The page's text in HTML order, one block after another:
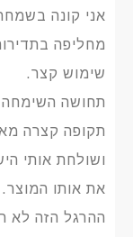
אני קונה
מחליפה
שימוש קצר.
תחושה השימחה
תקופה קצרה
ושולחת אותי
את אותו המוצר.
ההרגל הזה לא